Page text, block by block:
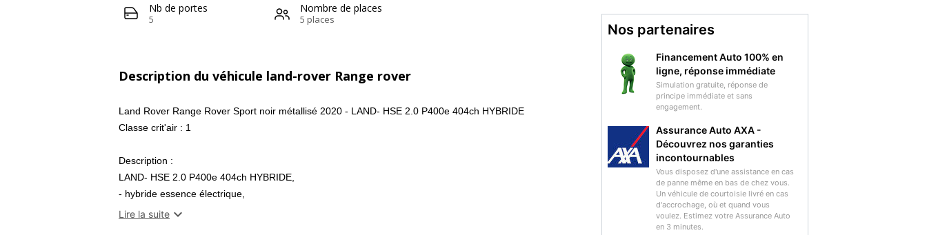
Nb de portes
5
Nombre de places
5 places
Description du véhicule land-rover Range rover
Land Rover Range Rover Sport noir métallisé 2020 - LAND- HSE 2.0 P400e 404ch HYBRIDE
Classe crit'air : 1
Description :
LAND- HSE 2.0 P400e 404ch HYBRIDE,
- hybride essence électrique,
- noir métallisé,
Lire la suite 
Nos partenaires
Financement Auto 100% en
ligne, réponse immédiate
Simulation gratuite, réponse de
principe immédiate et sans
engagement.
Assurance Auto AXA -
Découvrez nos garanties
incontournables
Vous disposez d'une assistance en cas
de panne même en bas de chez vous.
Un véhicule de courtoisie livré en cas
d'accrochage, où et quand vous
voulez. Estimez votre Assurance Auto
en 3 minutes.